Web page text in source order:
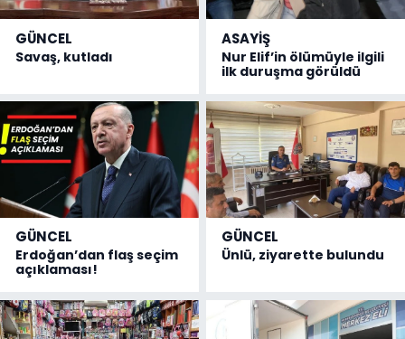
GÜNCEL
Savaş, kutladı
ASAYİŞ
Nur Elif’in ölümüyle ilgili
ilk duruşma görüldü
GÜNCEL
Erdoğan’dan flaş seçim
açıklaması!
GÜNCEL
Ünlü, ziyarette bulundu